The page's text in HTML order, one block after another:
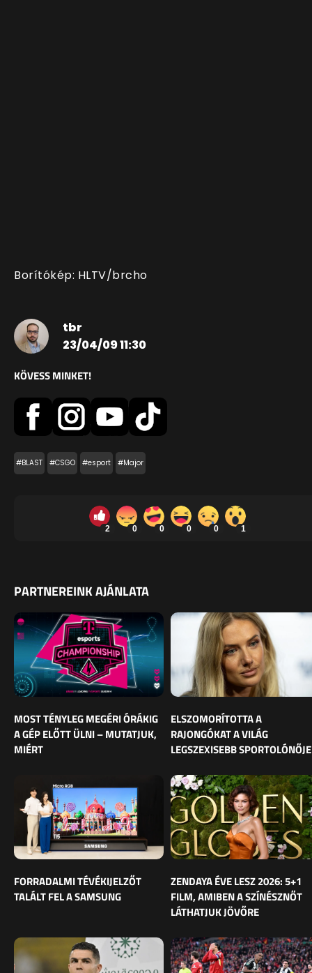
Borítókép: HLTV/brcho
tbr
23/04/09 11:30
KÖVESS MINKET!
#BLAST #CSGO #esport #Major
2 0 0 0 0 1
PARTNEREINK AJÁNLATA
MOST TÉNYLEG MEGÉRI ÓRÁKIG
A GÉP ELŐTT ÜLNI – MUTATJUK,
MIÉRT
ELSZOMORÍTOTTA A
RAJONGÓKAT A VILÁG
LEGSZEXISEBB SPORTOLÓNŐJE
FORRADALMI TÉVÉKIJELZŐT
TALÁLT FEL A SAMSUNG
ZENDAYA ÉVE LESZ 2026: 5+1
FILM, AMIBEN A SZÍNÉSZNŐT
LÁTHATJUK JÖVŐRE